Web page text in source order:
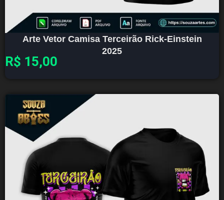
Arte Vetor Camisa Terceirão Rick-Einstein
2025
R$ 15,00